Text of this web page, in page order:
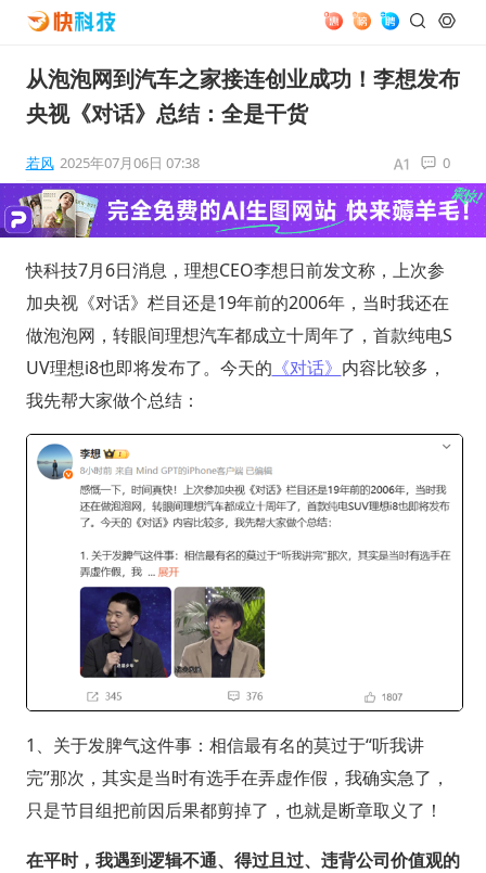
从泡泡网到汽车之家接连创业成功！李想发布
央视《对话》总结：全是干货
若风 2025年07月06日 07:38 0
快科技7月6日消息，理想CEO李想日前发文称，上次参
加央视《对话》栏目还是19年前的2006年，当时我还在
做泡泡网，转眼间理想汽车都成立十周年了，首款纯电S
UV理想i8也即将发布了。今天的 《对话》 内容比较多，
我先帮大家做个总结：
1、关于发脾气这件事：相信最有名的莫过于“听我讲
完”那次，其实是当时有选手在弄虚作假，我确实急了，
只是节目组把前因后果都剪掉了，也就是断章取义了！
在平时，我遇到逻辑不通、得过且过、违背公司价值观的